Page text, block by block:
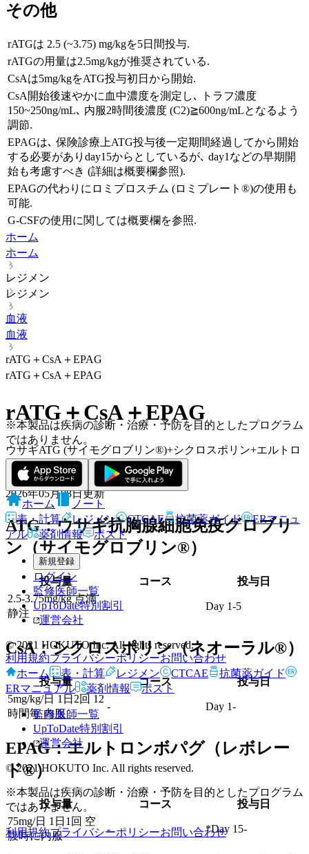
その他
rATGは 2.5 (~3.75) mg/kgを5日間投与.
rATGの用量は2.5mg/kgが推奨されている.
CsAは5mg/kgをATG投与初日から開始.
CsA開始後速やかに血中濃度を測定し､ トラフ濃度
150~250ng/mL､ 内服2時間後濃度 (C2)≧600ng/mLとなるよう
調節.
EPAGは､ 保険診療上ATG投与後一定期間経過してから開始
する必要がありday15からとしているが､ day1などの早期開
始も考慮すべき (詳細は概要欄参照).
EPAGの代わりにロミプロスチム (ロミプレート®)の使用も
可能.
G-CSFの使用に関しては概要欄を参照.
ホーム
レジメン
血液
rATG＋CsA＋EPAG
※本製品は疾病の診断・治療・予防を目的としたプログラム
ではありません。
ホーム
ノート
表・計算
レジメン CTCAE 抗菌薬ガイド
ERマニュ
アル
薬剤情報 ポスト
新規登録
ログイン
監修医師一覧
UpToDate特別割引
運営会社
© 2021 HOKUTO Inc. All rights reserved.
利用規約プライバシーポリシーお問い合わせ
ホーム
表・計算 レジメン CTCAE
抗菌薬ガイド
ERマニュアル
薬剤情報 ポスト
監修医師一覧
UpToDate特別割引
運営会社
© 2021 HOKUTO Inc. All rights reserved.
※本製品は疾病の診断・治療・予防を目的としたプログラム
ではありません。
利用規約プライバシーポリシーお問い合わせ
ホーム
レジメン
血液
rATG＋CsA＋EPAG
rATG＋CsA＋EPAG
ウサギATG (サイモグロブリン®)+シクロスポリン+エルトロ
ンボパグ
非腫瘍性疾患 > 再生不良性貧血
2026年05月08日更新
ATG：ウサギ抗胸腺細胞免疫グロブリ
ン（サイモグロブリン®）
投与量 コース
投与日
2.5-3.75mg/kg 点滴
静注
- Day 1-5
CsA：シクロスポリン（ネオーラル®）
投与量 コース
投与日
5mg/kg/日 1日2回 12
時間毎 内服
- Day 1-
EPAG：エルトロンボパグ（レボレー
ド®）
投与量 コース
投与日
75mg/日 1日1回 空
腹時に内服
- *Day 15-